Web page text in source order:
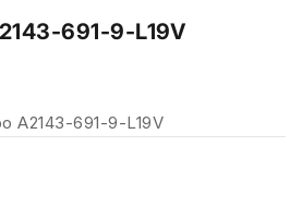
691-9-L19V
A2143-691-9-L19V